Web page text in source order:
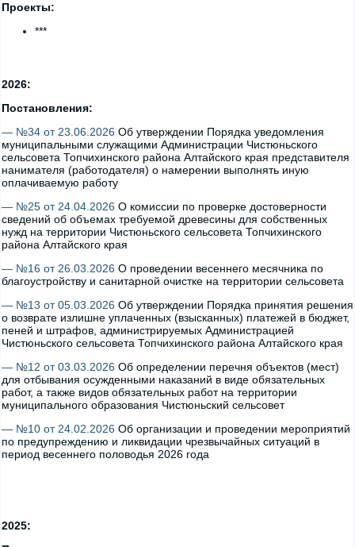
Проекты:
***
2026:
Постановления:
— №34 от 23.06.2026 Об утверждении Порядка уведомления
муниципальными служащими Администрации Чистюньского
сельсовета Топчихинского района Алтайского края представителя
нанимателя (работодателя) о намерении выполнять иную
оплачиваемую работу
— №25 от 24.04.2026 О комиссии по проверке достоверности
сведений об объемах требуемой древесины для собственных
нужд на территории Чистюньского сельсовета Топчихинского
района Алтайского края
— №16 от 26.03.2026 О проведении весеннего месячника по
благоустройству и санитарной очистке на территории сельсовета
— №13 от 05.03.2026 Об утверждении Порядка принятия решения
о возврате излишне уплаченных (взысканных) платежей в бюджет,
пеней и штрафов, администрируемых Администрацией
Чистюньского сельсовета Топчихинского района Алтайского края
— №12 от 03.03.2026 Об определении перечня объектов (мест)
для отбывания осужденными наказаний в виде обязательных
работ, а также видов обязательных работ на территории
муниципального образования Чистюньский сельсовет
— №10 от 24.02.2026 Об организации и проведении мероприятий
по предупреждению и ликвидации чрезвычайных ситуаций в
период весеннего половодья 2026 года
2025: